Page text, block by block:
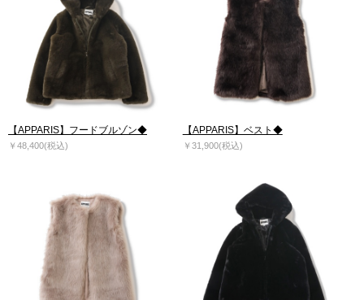
【APPARIS】フードブルゾン◆
￥48,400(税込)
【APPARIS】ベスト◆
￥31,900(税込)